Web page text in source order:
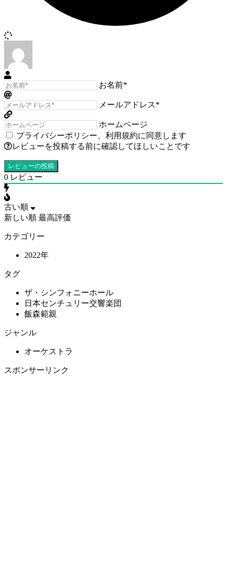
お名前*
メールアドレス*
ホームページ
プライバシーポリシー
利用規約に同意します
レビューを投稿する前に確認してほしいことです
0 レビュー
古い順
新しい順 最高評価
カテゴリー
2022年
タグ
ザ・シンフォニーホール
日本センチュリー交響楽団
飯森範親
ジャンル
オーケストラ
スポンサーリンク